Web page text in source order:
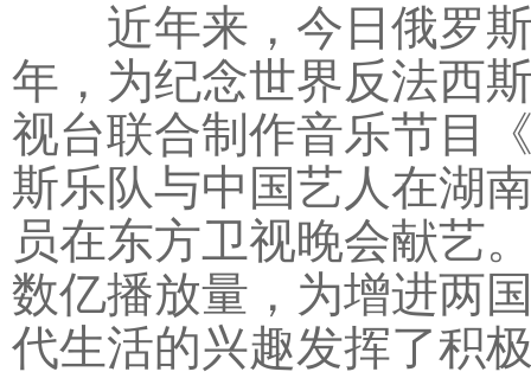
近年来，今日俄罗斯
年，为纪念世界反法西
视台联合制作音乐节目
斯乐队与中国艺人在湖
员在东方卫视晚会献艺
数亿播放量，为增进两
代生活的兴趣发挥了积